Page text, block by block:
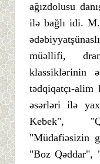
ağızdolusu
ilə bağlı idi.
müəllifi,
klassiklərinin
tədqiqatçı-alim
əsərləri ilə
Kebek",
"Müdafiəsizin
"Boz Qəddar",